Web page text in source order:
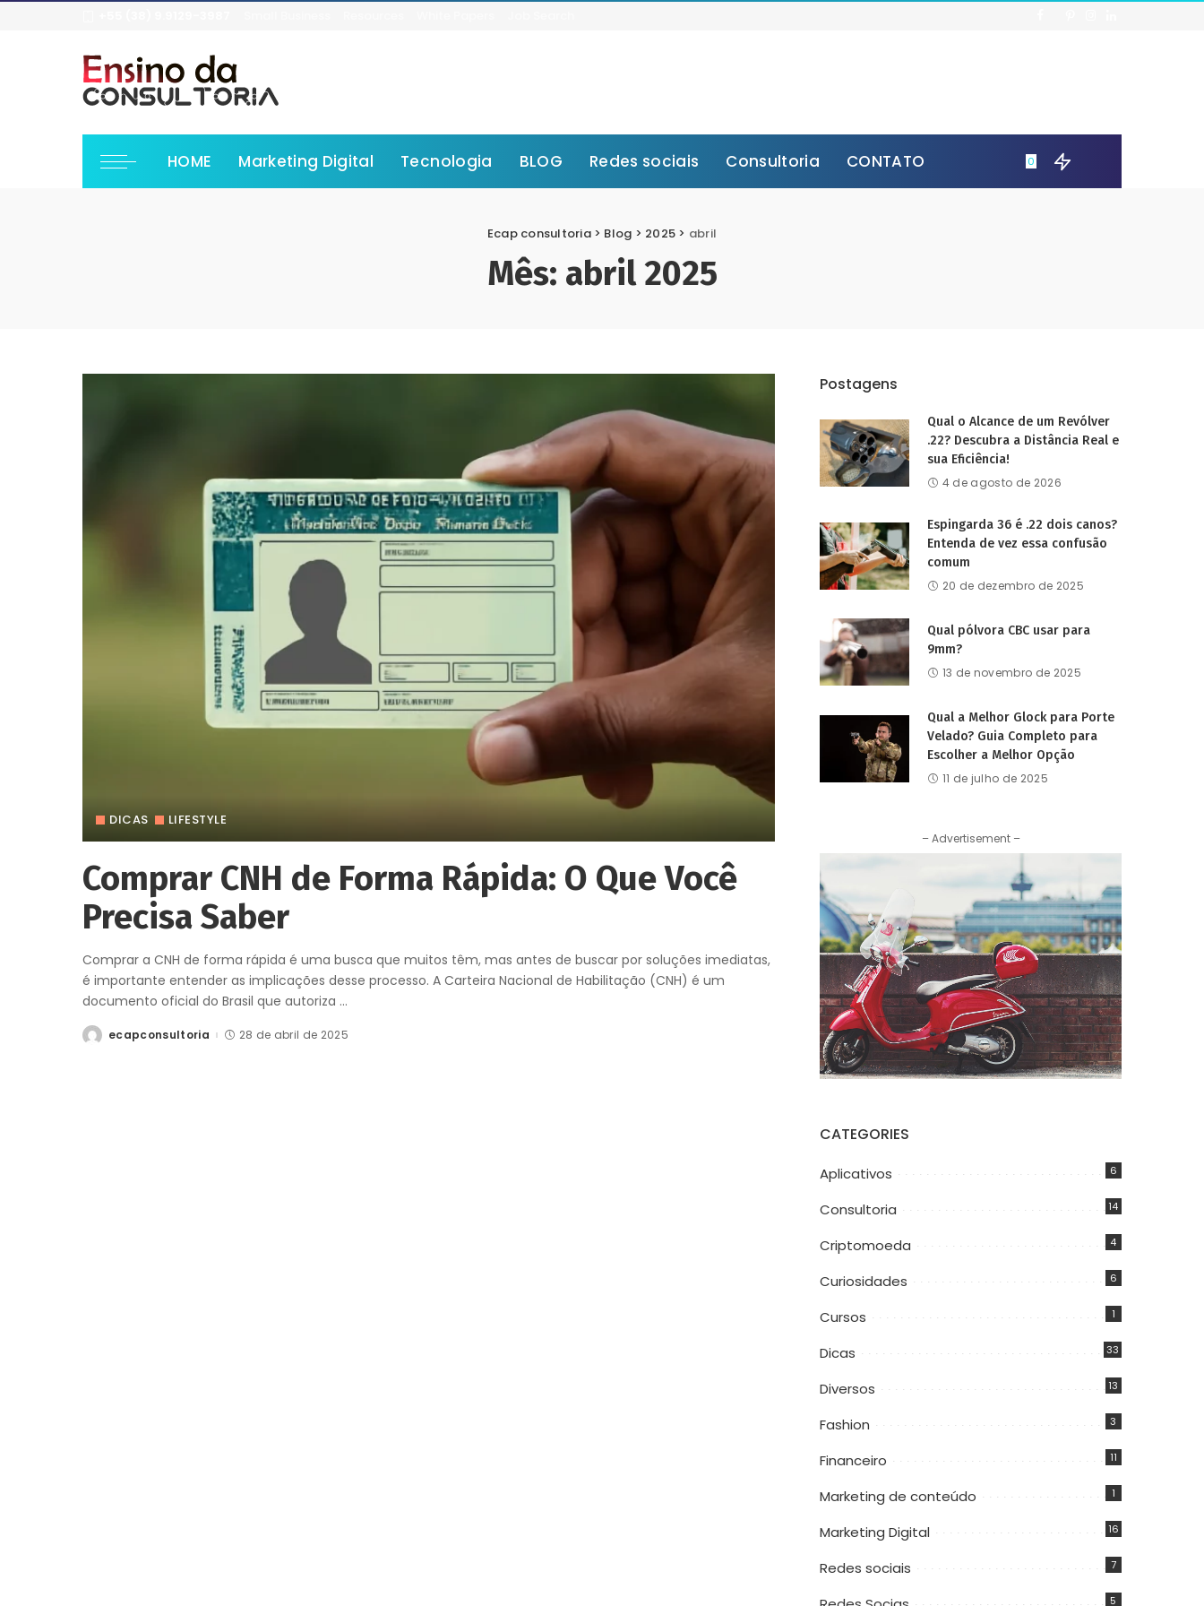
HOME Marketing Digital Tecnologia BLOG Redes sociais Consultoria CONTATO 0
Ecap consultoria> Blog > 2025 > abril
Mês: abril 2025
DICAS LIFESTYLE
Comprar CNH de Forma Rápida: O Que Você
Precisa Saber
Comprar a CNH de forma rápida é uma busca que muitos têm, mas antes de buscar por soluções imediatas,
é importante entender as implicações desse processo. A Carteira Nacional de Habilitação (CNH) é um
documento oficial do Brasil que autoriza ...
Postedecapconsultoria 28 de abril de 2025
Postagens
Qual o Alcance de um Revólver
.22? Descubra a Distância Real e
sua Eficiência!
4 de agosto de 2026
Espingarda 36 é .22 dois canos?
Entenda de vez essa confusão
comum
20 de dezembro de 2025
Qual pólvora CBC usar para
9mm?
13 de novembro de 2025
Qual a Melhor Glock para Porte
Velado? Guia Completo para
Escolher a Melhor Opção
11 de julho de 2025
– Advertisement –
CATEGORIES
Aplicativos 6
Consultoria 14
Criptomoeda 4
Curiosidades 6
Cursos 1
Dicas 33
Diversos 13
Fashion 3
Financeiro 11
Marketing de conteúdo 1
Marketing Digital 16
Redes sociais 7
5